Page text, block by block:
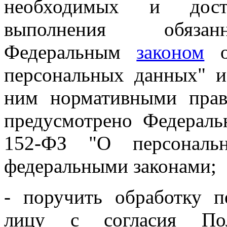
необходимых и
выполнения
Федеральным законом
персональных данных"
ним нормативными
предусмотрено
152-ФЗ "О
федеральными законами;
- поручить обработку
лицу с согласия